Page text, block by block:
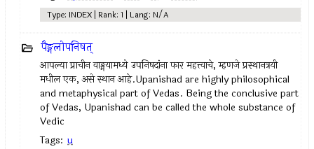
Type: INDEX | Rank: 1 | Lang: N/A
पैङ्गलोपनिषत्
आपल्या प्राचीन वाङ्मयामध्ये उपनिषदांना फार महत्त्वाचे, म्हणजे प्रस्थानत्रयी
मधील एक, असे स्थान आहे.Upanishad are highly philosophical
and metaphysical part of Vedas. Being the conclusive part
of Vedas, Upanishad can be called the whole substance of
Vedic
Tags: u